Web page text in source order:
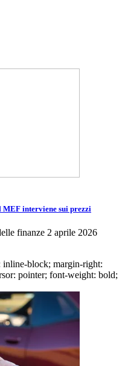
MEF interviene sui prezzi
finanze 2 aprile 2026
inline-block; margin-right:
pointer; font-weight: bold;